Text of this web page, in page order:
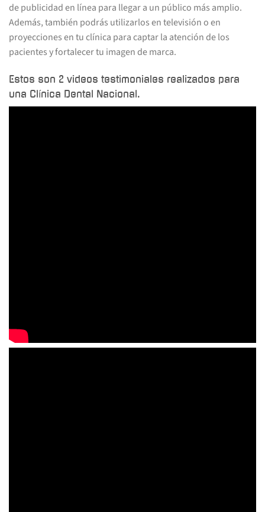
de publicidad en línea para llegar a un público más amplio.
Además, también podrás utilizarlos en televisión o en
proyecciones en tu clínica para captar la atención de los
pacientes y fortalecer tu imagen de marca.
Estos son 2 videos testimoniales realizados para
una Clínica Dental Nacional.